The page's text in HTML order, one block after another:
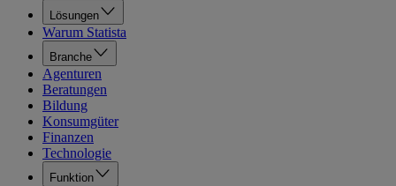
Lösungen
Warum Statista
Branche
Agenturen
Beratungen
Bildung
Konsumgüter
Finanzen
Technologie
Funktion